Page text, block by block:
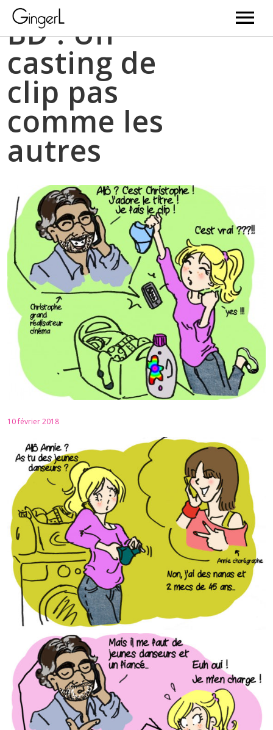
Videos
Music
Web Serie
BD
Newsletter
BD : Un
casting de
clip pas
comme les
autres
10 février 2018